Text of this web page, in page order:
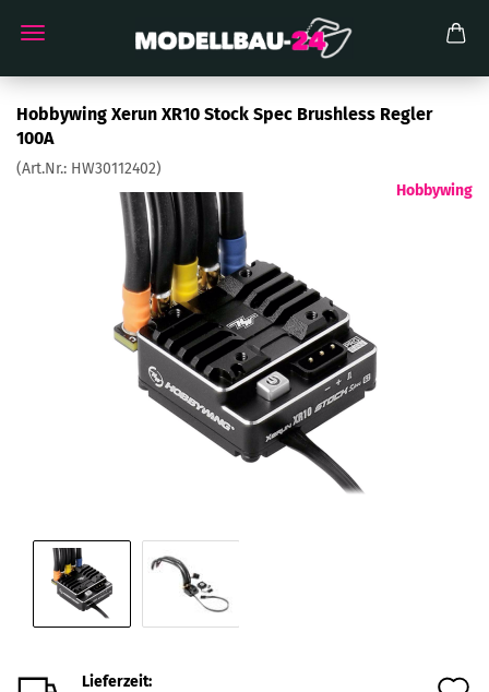
Hobbywing Xerun XR10 Stock Spec Brushless Regler
100A
(Art.Nr.: HW30112402)
Hobbywing
Lieferzeit: